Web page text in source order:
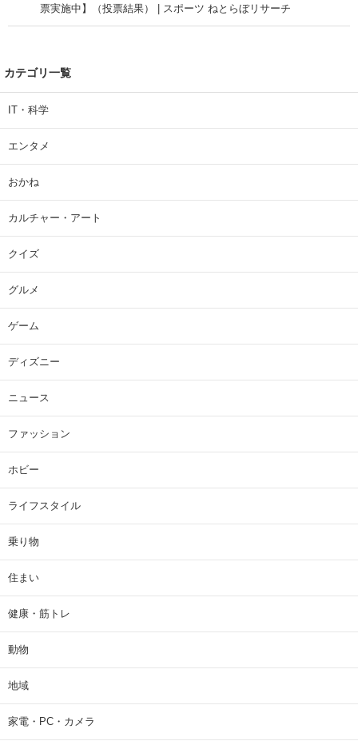
票実施中】（投票結果） | スポーツ ねとらぼリサーチ
カテゴリ一覧
IT・科学
エンタメ
おかね
カルチャー・アート
クイズ
グルメ
ゲーム
ディズニー
ニュース
ファッション
ホビー
ライフスタイル
乗り物
住まい
健康・筋トレ
動物
地域
家電・PC・カメラ